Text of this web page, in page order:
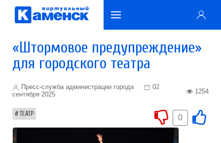
«Штормовое предупреждение»
для городского театра
Пресс-служба администрации города
02
сентября 2025
1254
ТЕАТР 0